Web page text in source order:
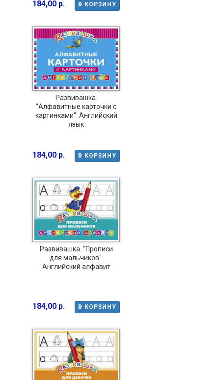
В КОРЗИНУ
184,00 р.
Развивашка.
"Алфавитные карточки с
картинками". Английский
язык
В КОРЗИНУ
184,00 р.
Развивашка. "Прописи
для мальчиков".
Английский алфавит
В КОРЗИНУ
184,00 р.